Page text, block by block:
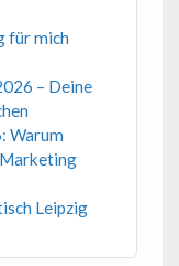
für mich
– Deine
Warum
Leipzig